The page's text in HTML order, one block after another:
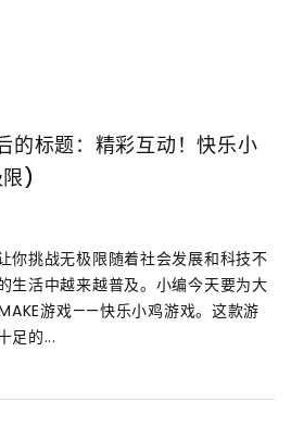
的标题：精彩互动！快乐小
)
你挑战无极限随着社会发展和科技不
生活中越来越普及。小编今天要为大
游戏——快乐小鸡游戏。这款游
足的...